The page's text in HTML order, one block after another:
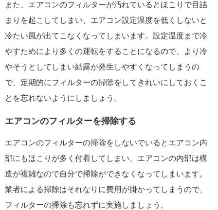
また、エアコンのフィルターが汚れているとほこりで目詰
まりを起こしてしまい、エアコン設定温度を低くしないと
冷たい風が出てこなくなってしまいます。設定温度まで冷
やすためにより多くの運転をすることになるので、より冷
やそうとしてしまい結露が発生しやすくなってしまうの
で、定期的にフィルターの掃除をしてきれいにしておくこ
とを忘れないようにしましょう。
エアコンのフィルターを掃除する
エアコンのフィルターの掃除をしないでいるとエアコン内
部にもほこりが多く付着してしまい、エアコンの内部は構
造が複雑なので自分で掃除ができなくなってしまいます。
業者による掃除はそれなりに費用が掛かってしまうので、
フィルターの掃除も忘れずに実施しましょう。